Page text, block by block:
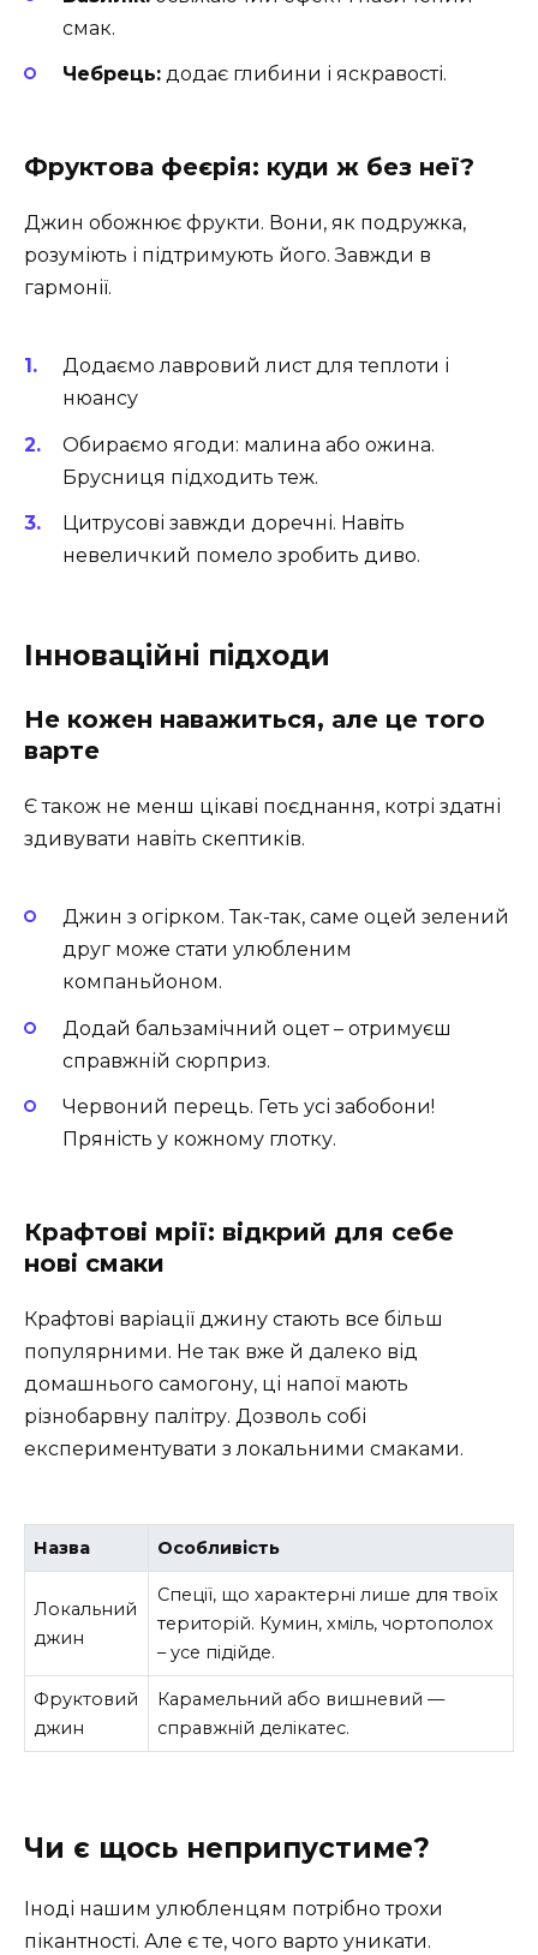
смак.
Чебрець: додає глибини і яскравості.
Фруктова феєрія: куди ж без неї?
Джин обожнює фрукти. Вони, як подружка,
розуміють і підтримують його. Завжди в
гармонії.
Додаємо лавровий лист для теплоти і
нюансу
Обираємо ягоди: малина або ожина.
Брусниця підходить теж.
Цитрусові завжди доречні. Навіть
невеличкий помело зробить диво.
Інноваційні підходи
Не кожен наважиться, але це того
варте
Є також не менш цікаві поєднання, котрі здатні
здивувати навіть скептиків.
Джин з огірком. Так-так, саме оцей зелений
друг може стати улюбленим
компаньйоном.
Додай бальзамічний оцет – отримуєш
справжній сюрприз.
Червоний перець. Геть усі забобони!
Пряність у кожному глотку.
Крафтові мрії: відкрий для себе
нові смаки
Крафтові варіації джину стають все більш
популярними. Не так вже й далеко від
домашнього самогону, ці напої мають
різнобарвну палітру. Дозволь собі
експериментувати з локальними смаками.
Назва Особливість
Локальний
джин
Спеції, що характерні лише для твоїх
територій. Кумин, хміль, чортополох
– усе підійде.
Фруктовий
джин
Карамельний або вишневий —
справжній делікатес.
Чи є щось неприпустиме?
Іноді нашим улюбленцям потрібно трохи
пікантності. Але є те, чого варто уникати.